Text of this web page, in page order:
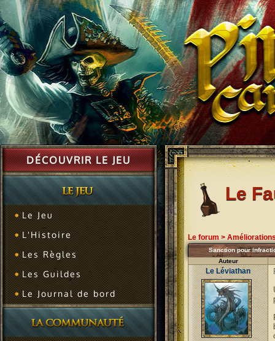
DÉCOUVRIR LE JEU
Le Jeu
L'Histoire
Les Règles
Les Guildes
Le Journal de bord
Le
Le forum >
Sanction pour
Auteur
Le Léviathan